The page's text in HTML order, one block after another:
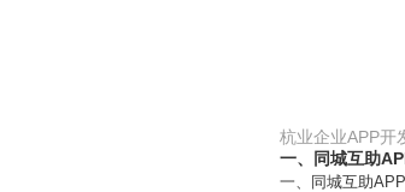
杭业企业APP开
一、同城互助
一、同城互助